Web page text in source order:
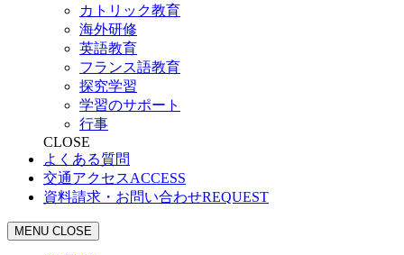
カトリック教育
海外研修
英語教育
フランス語教育
探究学習
学習のサポート
行事
CLOSE
よくある質問
交通アクセスACCESS
資料請求・お問い合わせREQUEST
MENU CLOSE